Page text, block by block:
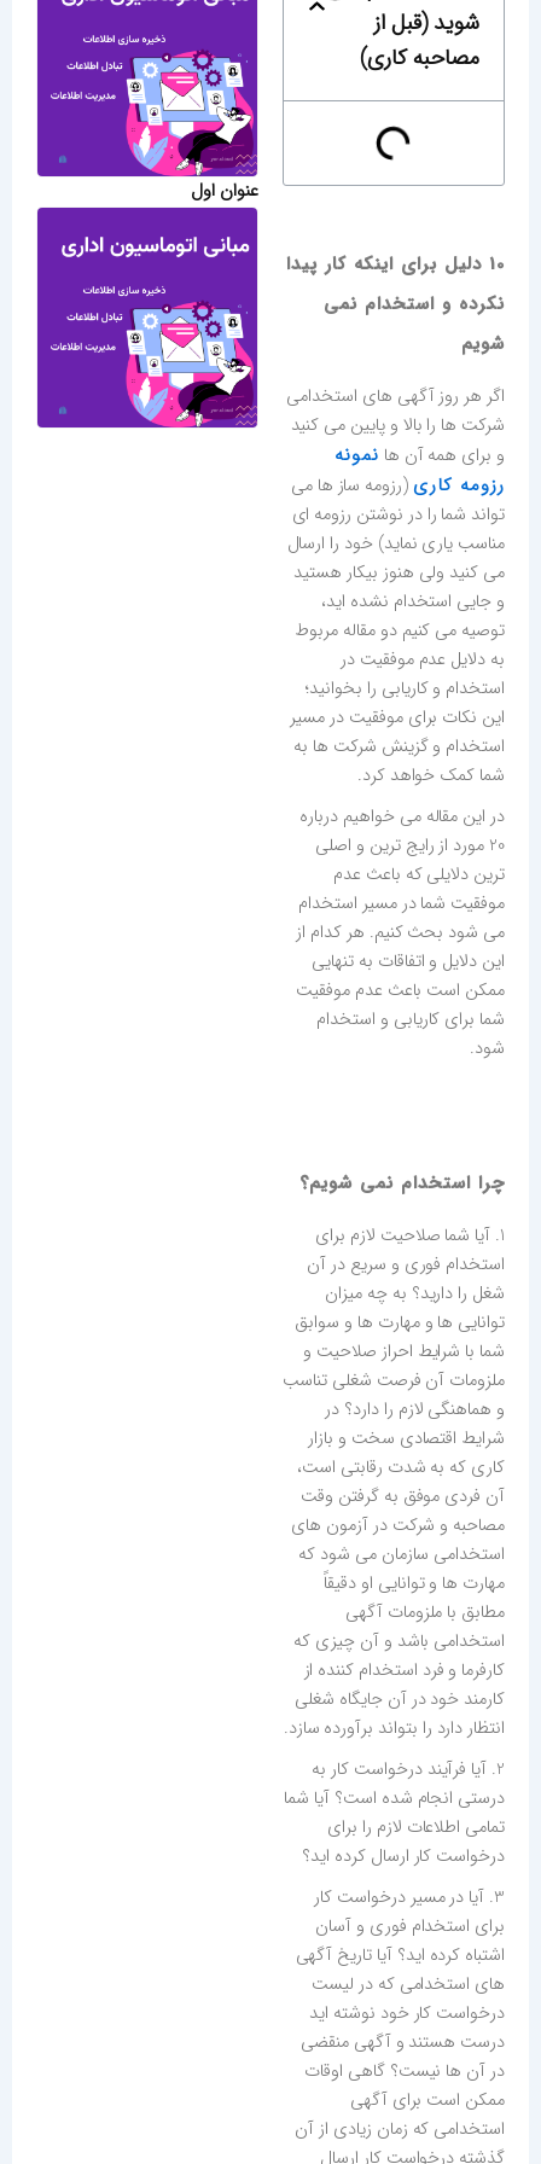
شوید (قبل از
مصاحبه کاری)
10 دلیل برای اینکه کار پیدا
نکرده و استخدام نمی
شویم
اگر هر روز آگهی های استخدامی
شرکت ها را بالا و پایین می کنید
و برای همه آن ها نمونه
رزومه کاری (رزومه ساز ها می
تواند شما را در نوشتن رزومه ای
مناسب یاری نماید) خود را ارسال
می کنید ولی هنوز بیکار هستید
و جایی استخدام نشده اید،
توصیه می کنیم دو مقاله مربوط
به دلایل عدم موفقیت در
استخدام و کاریابی را بخوانید؛
این نکات برای موفقیت در مسیر
استخدام و گزینش شرکت ها به
شما کمک خواهد کرد.
در این مقاله می خواهیم درباره
20 مورد از رایج ترین و اصلی
ترین دلایلی که باعث عدم
موفقیت شما در مسیر استخدام
می شود بحث کنیم. هر کدام از
این دلایل و اتفاقات به تنهایی
ممکن است باعث عدم موفقیت
شما برای کاریابی و استخدام
شود.
چرا استخدام نمی شویم؟
1. آیا شما صلاحیت لازم برای
استخدام فوری و سریع در آن
شغل را دارید؟ به چه میزان
توانایی ها و مهارت ها و سوابق
شما با شرایط احراز صلاحیت و
ملزومات آن فرصت شغلی تناسب
و هماهنگی لازم را دارد؟ در
شرایط اقتصادی سخت و بازار
کاری که به شدت رقابتی است،
آن فردی موفق به گرفتن وقت
مصاحبه و شرکت در آزمون های
استخدامی سازمان می شود که
مهارت ها و توانایی او دقیقاً
مطابق با ملزومات آگهی
استخدامی باشد و آن چیزی که
کارفرما و فرد استخدام کننده از
کارمند خود در آن جایگاه شغلی
انتظار دارد را بتواند برآورده سازد.
2. آیا فرآیند درخواست کار به
درستی انجام شده است؟ آیا شما
تمامی اطلاعات لازم را برای
درخواست کار ارسال کرده اید؟
3. آیا در مسیر درخواست کار
برای استخدام فوری و آسان
اشتباه کرده اید؟ آیا تاریخ آگهی
های استخدامی که در لیست
درخواست کار خود نوشته اید
درست هستند و آگهی منقضی
در آن ها نیست؟ گاهی اوقات
ممکن است برای آگهی
استخدامی که زمان زیادی از آن
عنوان اول